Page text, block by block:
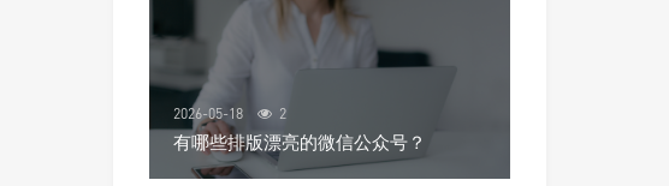
2026-05-18 2
有哪些排版漂亮的微信公众号？